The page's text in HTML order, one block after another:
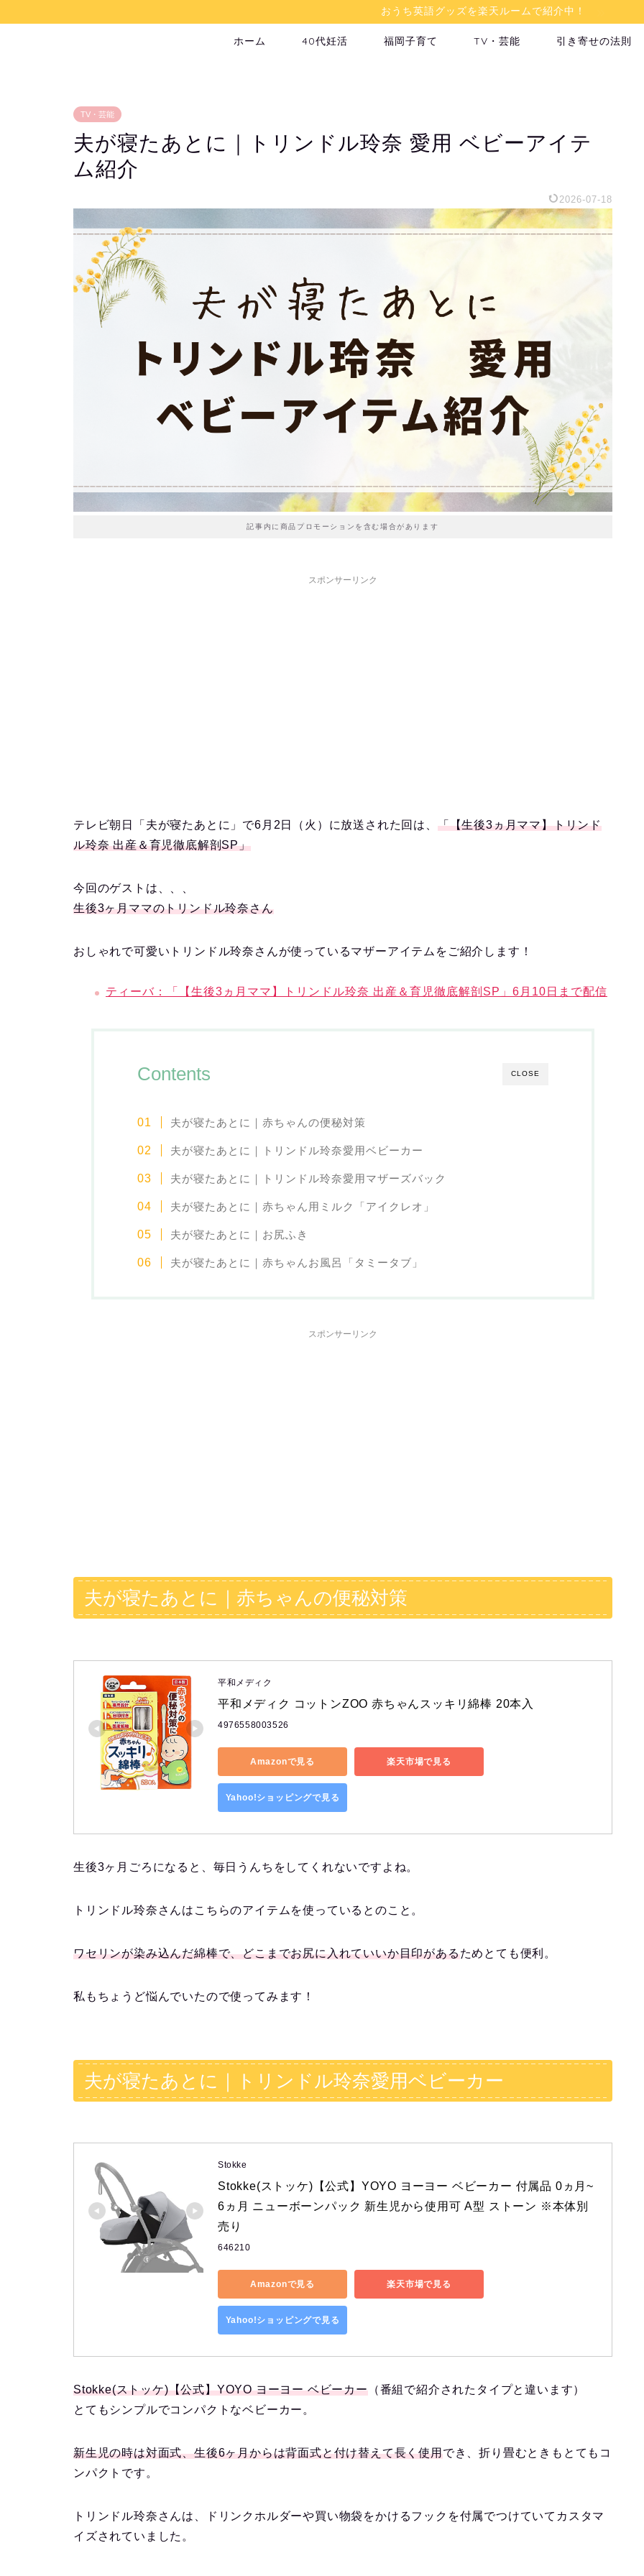
おうち英語グッズを楽天ルームで紹介中！
ホーム 40代妊活 福岡子育て TV・芸能 引き寄せの法則
TV・芸能
夫が寝たあとに｜トリンドル玲奈 愛用 ベビーアイテ
ム紹介
2026-07-18
記事内に商品プロモーションを含む場合があります
スポンサーリンク
テレビ朝日「夫が寝たあとに」で6月2日（火）に放送された回は、 「【生後3ヵ月ママ】トリンド
ル玲奈 出産＆育児徹底解剖SP」
今回のゲストは、、、
生後3ヶ月ママのトリンドル玲奈さん
おしゃれで可愛いトリンドル玲奈さんが使っているマザーアイテムをご紹介します！
ティーバ：「【生後3ヵ月ママ】トリンドル玲奈 出産＆育児徹底解剖SP」6月10日まで配信
CLOSE
Contents
夫が寝たあとに｜赤ちゃんの便秘対策
夫が寝たあとに｜トリンドル玲奈愛用ベビーカー
夫が寝たあとに｜トリンドル玲奈愛用マザーズバック
夫が寝たあとに｜赤ちゃん用ミルク「アイクレオ」
夫が寝たあとに｜お尻ふき
夫が寝たあとに｜赤ちゃんお風呂「タミータブ」
スポンサーリンク
夫が寝たあとに｜赤ちゃんの便秘対策
平和メディク
平和メディク コットンZOO 赤ちゃんスッキリ綿棒 20本入
4976558003526
Amazonで見る 楽天市場で見る
Yahoo!ショッピングで見る
生後3ヶ月ごろになると、毎日うんちをしてくれないですよね。
トリンドル玲奈さんはこちらのアイテムを使っているとのこと。
ワセリンが染み込んだ綿棒で、どこまでお尻に入れていいか目印があるためとても便利。
私もちょうど悩んでいたので使ってみます！
夫が寝たあとに｜トリンドル玲奈愛用ベビーカー
Stokke
Stokke(ストッケ)【公式】YOYO ヨーヨー ベビーカー 付属品 0ヵ月~
6ヵ月 ニューボーンパック 新生児から使用可 A型 ストーン ※本体別
売り
646210
Amazonで見る 楽天市場で見る
Yahoo!ショッピングで見る
Stokke(ストッケ)【公式】YOYO ヨーヨー ベビーカー（番組で紹介されたタイプと違います）
とてもシンプルでコンパクトなベビーカー。
新生児の時は対面式、生後6ヶ月からは背面式と付け替えて長く使用でき、折り畳むときもとてもコ
ンパクトです。
トリンドル玲奈さんは、ドリンクホルダーや買い物袋をかけるフックを付属でつけていてカスタマ
イズされていました。